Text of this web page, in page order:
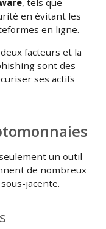
en évitant les
en ligne.
facteurs et la
sont des
ses actifs
un outil
de nombreux
jacente.